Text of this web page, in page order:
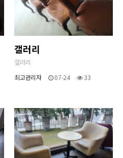
갤러리
갤러리
최고관리자
07-24 33